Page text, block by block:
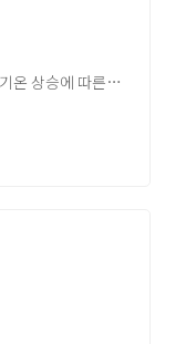
온 상승에 따른